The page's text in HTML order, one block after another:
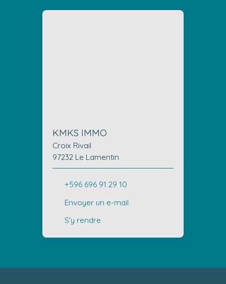
KMKS IMMO
Croix Rivail
97232 Le Lamentin
+596 696 91 29 10
Envoyer un e-mail
S'y rendre